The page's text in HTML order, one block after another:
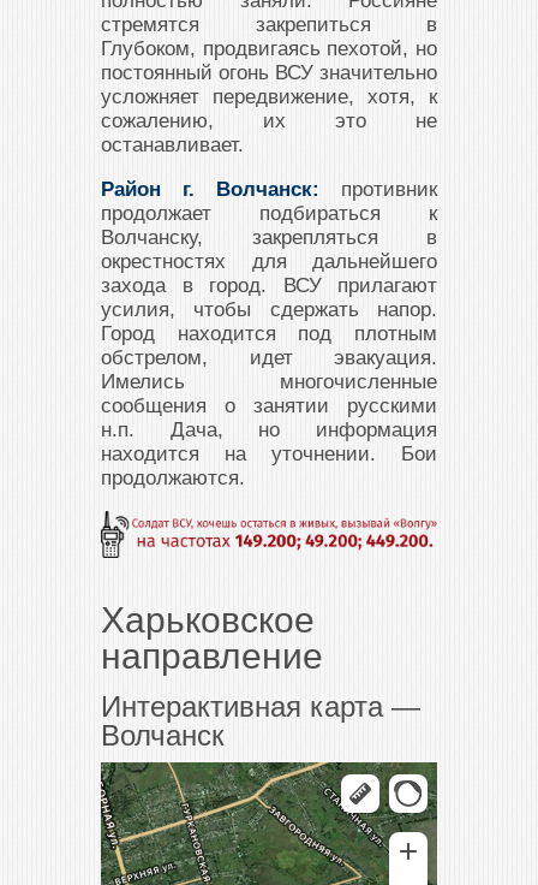
стремятся закрепиться в
Глубоком, продвигаясь пехотой, но
постоянный огонь ВСУ значительно
усложняет передвижение, хотя, к
сожалению, их это не
останавливает.
Район г. Волчанск: противник
продолжает подбираться к
Волчанску, закрепляться в
окрестностях для дальнейшего
захода в город. ВСУ прилагают
усилия, чтобы сдержать напор.
Город находится под плотным
обстрелом, идет эвакуация.
Имелись многочисленные
сообщения о занятии русскими
н.п. Дача, но информация
находится на уточнении. Бои
продолжаются.
Харьковское
направление
Интерактивная карта —
Волчанск
Волчанск
Яндекс Карты